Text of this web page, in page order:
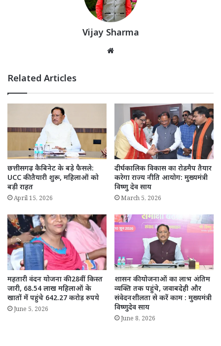
Vijay Sharma
Related Articles
छत्तीसगढ़ कैबिनेट के बड़े फैसले:
UCC की तैयारी शुरू, महिलाओं को
बड़ी राहत
April 15, 2026
दीर्घकालिक विकास का रोडमैप तैयार
करेगा राज्य नीति आयोग: मुख्यमंत्री
विष्णु देव साय
March 5, 2026
महतारी वंदन योजना की 28वीं किस्त
जारी, 68.54 लाख महिलाओं के
खातों में पहुंचे 642.27 करोड़ रुपये
June 5, 2026
शासन की योजनाओं का लाभ अंतिम
व्यक्ति तक पहुंचे, जवाबदेही और
संवेदनशीलता से करें काम : मुख्यमंत्री
विष्णुदेव साय
June 8, 2026